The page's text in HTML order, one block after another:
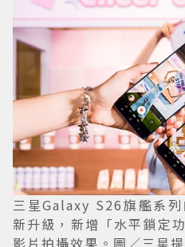
三星Galaxy S26旗艦系
新升級，新增「水平鎖定
影片拍攝效果。圖／三星